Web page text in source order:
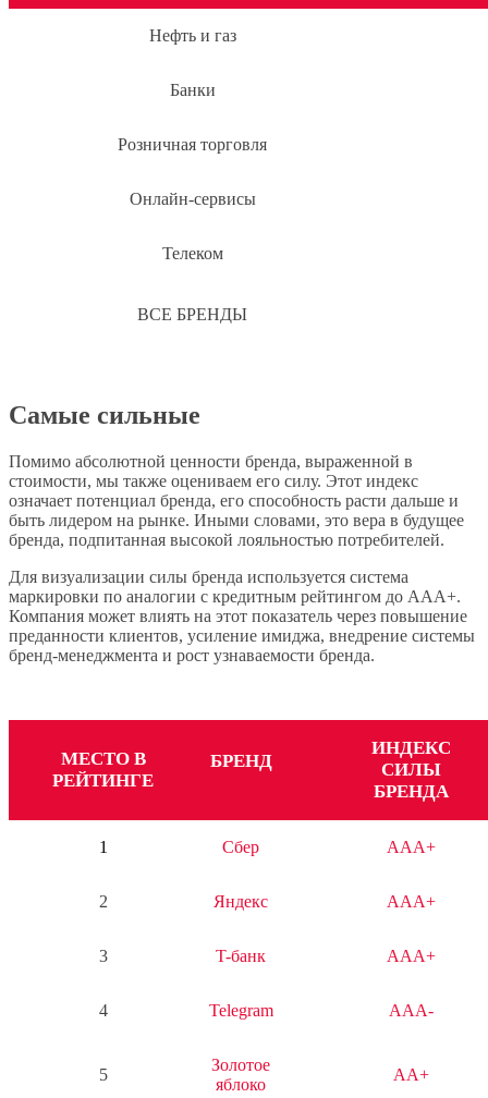
Нефть и газ
Банки
Розничная торговля
Онлайн-сервисы
Телеком
ВСЕ БРЕНДЫ
Самые сильные
Помимо абсолютной ценности бренда, выраженной в
стоимости, мы также оцениваем его силу. Этот индекс
означает потенциал бренда, его способность расти дальше и
быть лидером на рынке. Иными словами, это вера в будущее
бренда, подпитанная высокой лояльностью потребителей.
Для визуализации силы бренда используется система
маркировки по аналогии с кредитным рейтингом до AAA+.
Компания может влиять на этот показатель через повышение
преданности клиентов, усиление имиджа, внедрение системы
бренд-менеджмента и рост узнаваемости бренда.
МЕСТО В
РЕЙТИНГЕ
БРЕНД
ИНДЕКС
СИЛЫ
БРЕНДА
1 Сбер AAA+
2 Яндекс AAA+
3 T-банк AAA+
4 Telegram AAA-
5
Золотое
яблоко
AA+